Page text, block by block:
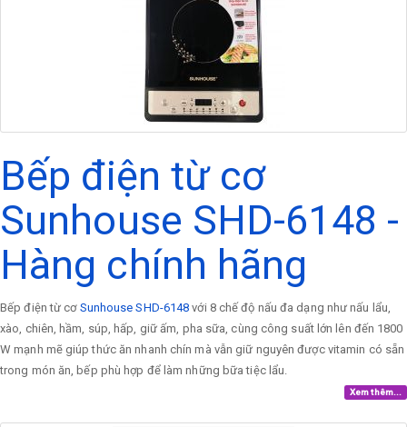
Bếp điện từ cơ
Sunhouse SHD-6148 -
Hàng chính hãng
Bếp điện từ cơ Sunhouse SHD-6148với 8 chế độ nấu đa dạng như nấu lẩu,
xào, chiên, hầm, súp, hấp, giữ ấm, pha sữa, cùng công suất lớn lên đến 1800
W mạnh mẽ giúp thức ăn nhanh chín mà vẫn giữ nguyên được vitamin có sẵn
trong món ăn, bếp phù hợp để làm những bữa tiệc lẩu.
Xem thêm...